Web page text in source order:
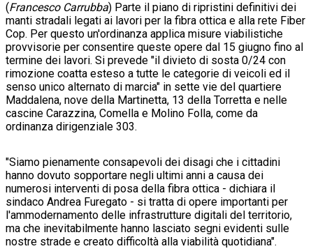
(Francesco Carrubba) Parte il piano di ripristini definitivi dei
manti stradali legati ai lavori per la fibra ottica e alla rete Fiber
Cop. Per questo un'ordinanza applica misure viabilistiche
provvisorie per consentire queste opere dal 15 giugno fino al
termine dei lavori. Si prevede "il divieto di sosta 0/24 con
rimozione coatta esteso a tutte le categorie di veicoli ed il
senso unico alternato di marcia" in sette vie del quartiere
Maddalena, nove della Martinetta, 13 della Torretta e nelle
cascine Carazzina, Comella e Molino Folla, come da
ordinanza dirigenziale 303.
"Siamo pienamente consapevoli dei disagi che i cittadini
hanno dovuto sopportare negli ultimi anni a causa dei
numerosi interventi di posa della fibra ottica - dichiara il
sindaco Andrea Furegato - si tratta di opere importanti per
l'ammodernamento delle infrastrutture digitali del territorio,
ma che inevitabilmente hanno lasciato segni evidenti sulle
nostre strade e creato difficoltà alla viabilità quotidiana".